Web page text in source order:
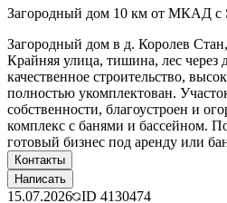
Загородный дом 10 км от МКАД с
Загородный дом в д. Королев
Крайняя улица, тишина, лес
качественное строительство,
полностью укомплектован.
собственности, благоустроен и
комплекс с банями и бассейном.
готовый бизнес под аренду или
Контакты
Написать
15.07.2026 ID 4130474